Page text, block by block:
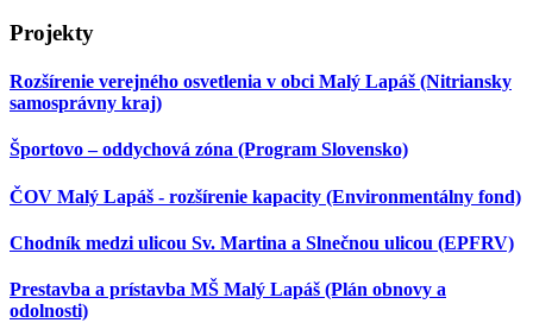
Projekty
Rozšírenie verejného osvetlenia v obci Malý Lapáš (Nitriansky
samosprávny kraj)
Športovo – oddychová zóna (Program Slovensko)
ČOV Malý Lapáš - rozšírenie kapacity (Environmentálny fond)
Chodník medzi ulicou Sv. Martina a Slnečnou ulicou (EPFRV)
Prestavba a prístavba MŠ Malý Lapáš (Plán obnovy a
odolnosti)